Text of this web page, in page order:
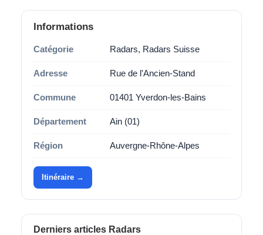
Informations
Catégorie Radars, Radars Suisse
Adresse Rue de l'Ancien-Stand
Commune 01401 Yverdon-les-Bains
Département Ain (01)
Région Auvergne-Rhône-Alpes
Itinéraire →
Derniers articles Radars